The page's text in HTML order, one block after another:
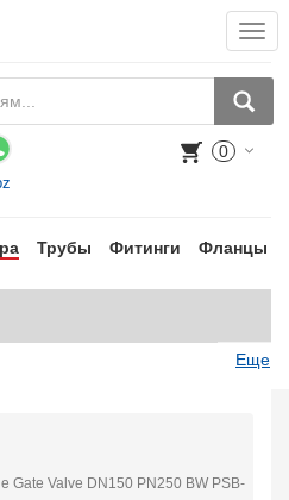
0
Трубы Фитинги Фланцы
Еще
Gate Valve DN150 PN250 BW PSB-